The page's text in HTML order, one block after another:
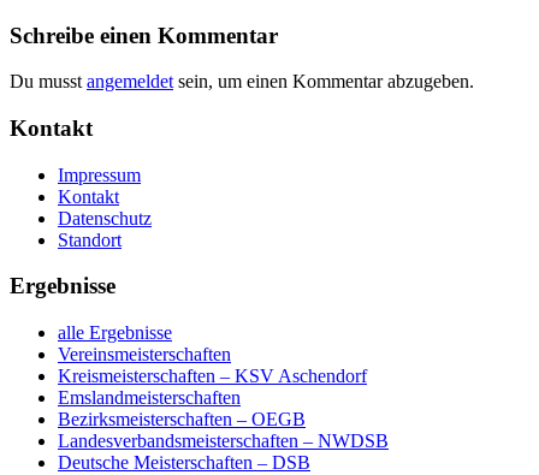
Schreibe einen Kommentar
Du musst angemeldet sein, um einen Kommentar abzugeben.
Kontakt
Impressum
Kontakt
Datenschutz
Standort
Ergebnisse
alle Ergebnisse
Vereins­meister­schaften
Kreis­meisterschaften – KSV Aschendorf
Emsland­meisterschaften
Bezirks­meisterschaften – OEGB
Landes­verbands­meisterschaften – NWDSB
Deutsche Meister­schaften – DSB